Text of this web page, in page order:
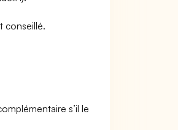
conseillé.
s’il le